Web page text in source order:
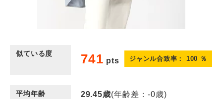
似ている度 741 pts ジャンル合致率： 100 ％
平均年齢 29.45歳(年齢差：-0歳)